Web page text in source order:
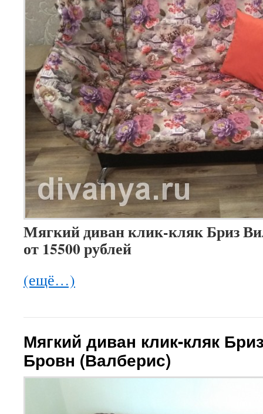
Мягкий диван клик-кляк Бриз
от 15500 рублей
(ещё…)
Мягкий диван клик-кляк
Бровн (Валберис)